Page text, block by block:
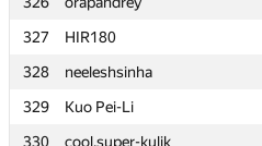
327
HIR180
328
neeleshsinha
329
Kuo Pei-Li
330
cool.super-kulik
327
HIR180
328
neeleshsinha
329
Kuo Pei-Li
330
cool.super-kulik